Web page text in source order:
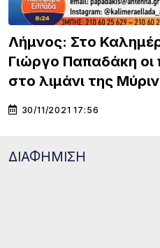
Λήμνος: Στο
Γιώργο Παπαδάκη οι
στο λιμάνι της
30/11/2021 17:56
ΔΙΑΦΗΜΙΣΗ